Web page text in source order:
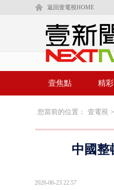
返回壹電視HOME
壹焦點 精
您當前的位置： 壹電視 >
中國整
2026-06-23 22:57